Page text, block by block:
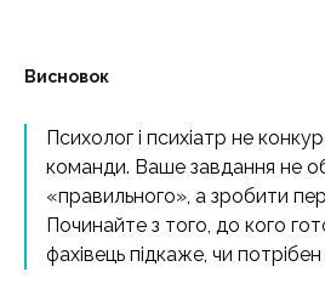
Висновок
Психолог і психіатр не
команди. Ваше завдання не
«правильного», а зробити
Починайте з того, до кого
фахівець підкаже, чи